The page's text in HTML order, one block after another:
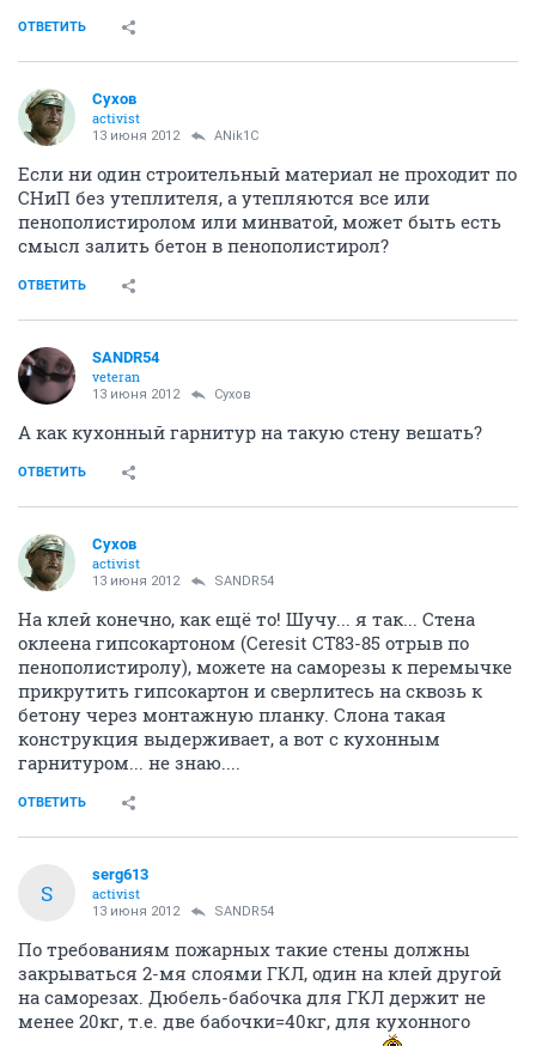
ОТВЕТИТЬ
Сухов
activist
13 июня 2012 ANik1C
Если ни один строительный материал не проходит по
СНиП без утеплителя, а утепляются все или
пенополистиролом или минватой, может быть есть
смысл залить бетон в пенополистирол?
ОТВЕТИТЬ
SANDR54
veteran
13 июня 2012 Сухов
А как кухонный гарнитур на такую стену вешать?
ОТВЕТИТЬ
Сухов
activist
13 июня 2012 SANDR54
На клей конечно, как ещё то! Шучу... я так... Стена
оклеена гипсокартоном (Ceresit CT83-85 отрыв по
пенополистиролу), можете на саморезы к перемычке
прикрутить гипсокартон и сверлитесь на сквозь к
бетону через монтажную планку. Слона такая
конструкция выдерживает, а вот с кухонным
гарнитуром... не знаю....
ОТВЕТИТЬ
S
serg613
activist
13 июня 2012 SANDR54
По требованиям пожарных такие стены должны
закрываться 2-мя слоями ГКЛ, один на клей другой
на саморезах. Дюбель-бабочка для ГКЛ держит не
менее 20кг, т.е. две бабочки=40кг, для кухонного